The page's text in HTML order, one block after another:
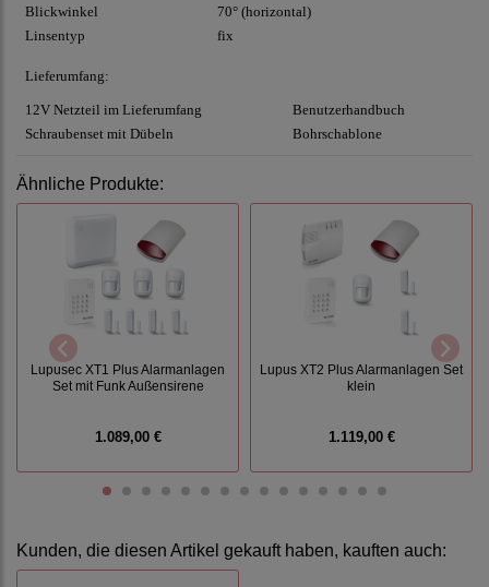
Blickwinkel
70° (horizontal)
Linsentyp
fix
Lieferumfang:
12V Netzteil im Lieferumfang
Benutzerhandbuch
Schraubenset mit Dübeln
Bohrschablone
Ähnliche Produkte:
Lupusec XT1 Plus Alarmanlagen
Set mit Funk Außensirene
1.089,00 €
Lupus XT2 Plus Alarmanlagen Set
klein
1.119,00 €
Kunden, die diesen Artikel gekauft haben, kauften auch: